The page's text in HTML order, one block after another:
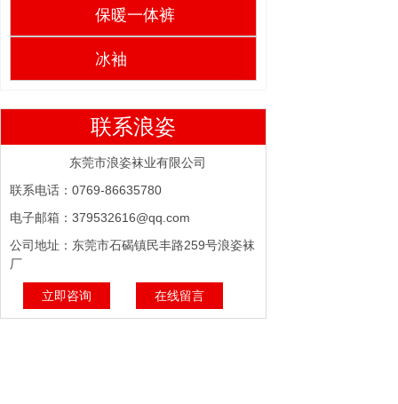
保暖一体裤
冰袖
联系浪姿
东莞市浪姿袜业有限公司
联系电话：0769-86635780
电子邮箱：379532616@qq.com
公司地址：东莞市石碣镇民丰路259号浪姿袜
厂
立即咨询 在线留言